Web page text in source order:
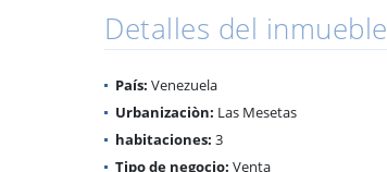
Detalles del inmueble
País: Venezuela
Urbanizaciòn: Las Mesetas
habitaciones: 3
Tipo de negocio: Venta